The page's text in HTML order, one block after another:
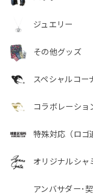
ジュエリー
その他グッズ
スペシャルコー
コラボレーショ
特殊対応（ロゴ
オリジナルシャ
アンバサダー･